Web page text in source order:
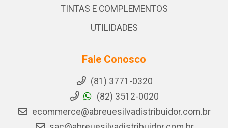
TINTAS E COMPLEMENTOS
UTILIDADES
Fale Conosco
(81) 3771-0320
(82) 3512-0020
ecommerce@abreuesilvadistribuidor.com.br